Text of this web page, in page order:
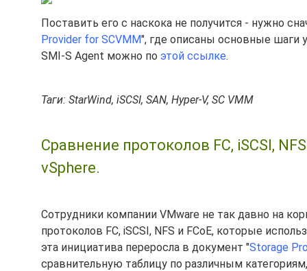
Поставить его с наскока не получится - нужно
Provider for SCVMM", где описаны основные шаги
SMI-S Agent можно по этой ссылке.
Таги: StarWind, iSCSI, SAN, Hyper-V, SC VMM
Сравнение протоколов FC, iSCSI,
vSphere.
Сотрудники компании VMware не так давно на
протоколов FC, iSCSI, NFS и FCoE, которые
эта инициатива переросла в документ "Storage
сравнительную таблицу по различным